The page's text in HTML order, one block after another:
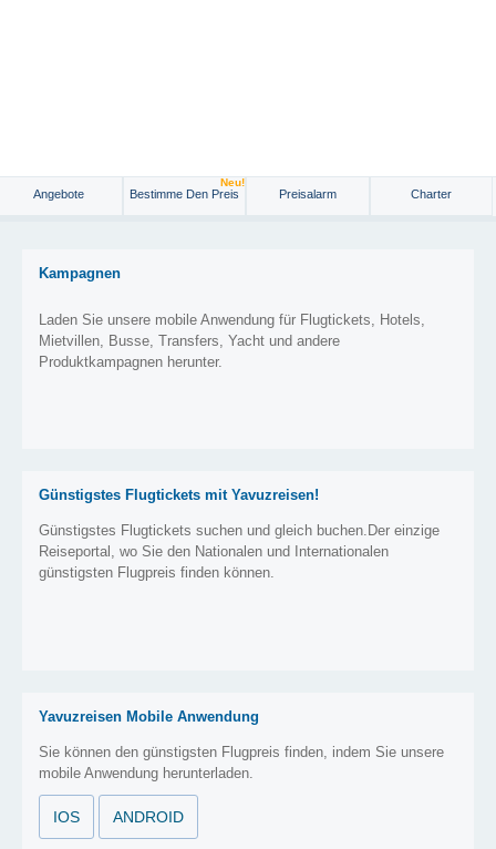
Angebote Bestimme Den Preis
Neu!
Preisalarm Charter
Kampagnen
Laden Sie unsere mobile Anwendung für Flugtickets, Hotels,
Mietvillen, Busse, Transfers, Yacht und andere
Produktkampagnen herunter.
Günstigstes Flugtickets mit Yavuzreisen!
Günstigstes Flugtickets suchen und gleich buchen.Der einzige
Reiseportal, wo Sie den Nationalen und Internationalen
günstigsten Flugpreis finden können.
Yavuzreisen Mobile Anwendung
Sie können den günstigsten Flugpreis finden, indem Sie unsere
mobile Anwendung herunterladen.
IOS ANDROID